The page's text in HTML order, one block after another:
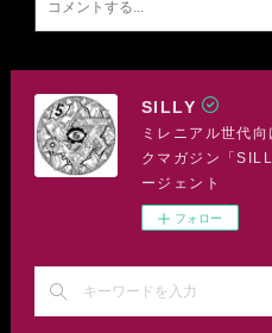
SILLY
ミレニアル世代
クマガジン「
ージェント
フォロー